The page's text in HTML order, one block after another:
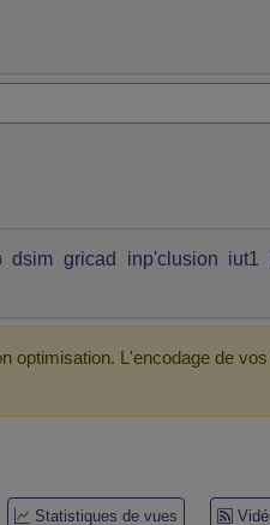
dsim gricad inp'clusion iut1
L'encodage de
Statistiques de vues